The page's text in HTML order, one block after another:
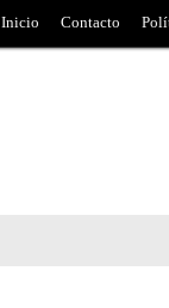
Inicio Contacto